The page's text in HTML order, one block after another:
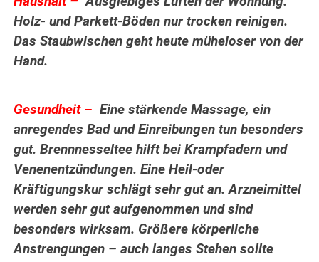
Holz- und Parkett-Böden nur trocken reinigen.
Das Staubwischen geht heute müheloser von der
Hand.
Gesundheit –Eine stärkende Massage, ein
anregendes Bad und Einreibungen tun besonders
gut. Brennnesseltee hilft bei Krampfadern und
Venenentzündungen. Eine Heil-oder
Kräftigungskur schlägt sehr gut an. Arzneimittel
werden sehr gut aufgenommen und sind
besonders wirksam. Größere körperliche
Anstrengungen – auch langes Stehen sollte